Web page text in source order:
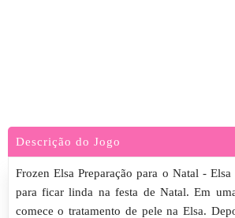
Descrição do Jogo
Frozen Elsa Preparação para o Natal -
para ficar linda na festa de Natal. Em
comece o tratamento de pele na Elsa.